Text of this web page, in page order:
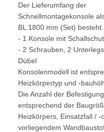
Der Lieferumfang der
Schnellmontagekonsole
BL 1800 mm (Set) besteht
- 1 Konsole mit
- 2 Schrauben, 2
Dübel
Konsolenmodell ist
Heizkörpertyp und -
Die Anzahl der
entsprechend der
Heizkörpers, Einsatzfall / -
vorliegendem